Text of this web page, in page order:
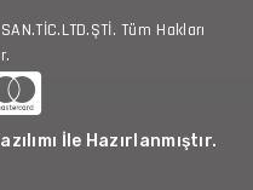
Tüm Hakları
İle Hazırlanmıştır.